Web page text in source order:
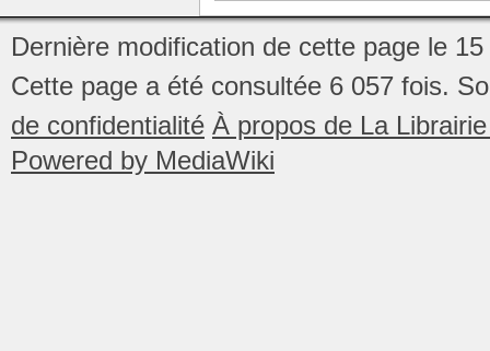
Dernière modification de cette page le
Cette page a été consultée 6 057 fois.
de confidentialité À propos de La
Powered by MediaWiki